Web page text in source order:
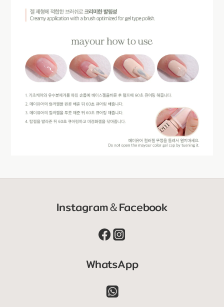
Instagram＆Facebook
WhatsApp